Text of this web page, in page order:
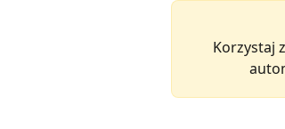
Korzystaj